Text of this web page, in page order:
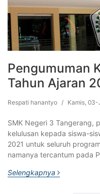
Pengumuman
Tahun Ajaran
Respati hanantyo / Kamis,
SMK Negeri 3 Tangerang,
kelulusan kepada siswa-
2021 untuk seluruh
namanya tercantum pada
Selengkapnya